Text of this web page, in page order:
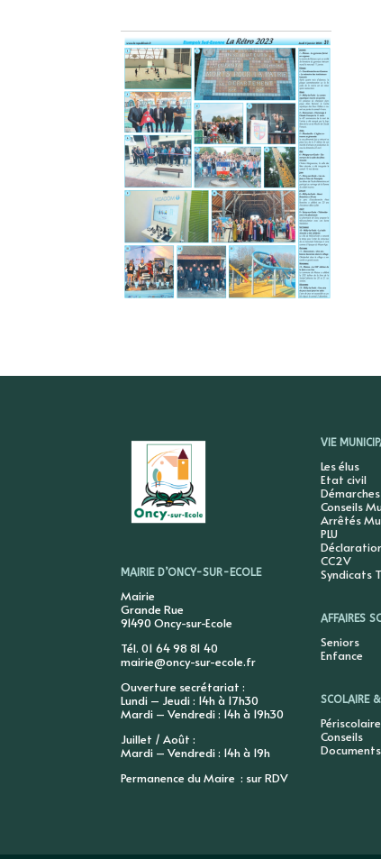
MAIRIE D’ONCY-SUR-ECOLE
Mairie
Grande Rue
91490 Oncy-sur-Ecole
Tél. 01 64 98 81 40
mairie@oncy-sur-ecole.fr
Ouverture secrétariat :
Lundi – Jeudi : 14h à 17h30
Mardi – Vendredi : 14h à 19h30
Juillet / Août :
Mardi – Vendredi : 14h à 19h
Permanence du Maire : sur RDV
VIE
Les élus
Etat civil
Conseils
Arrêtés
PLU
CC2V
Syndicats
AFFAIRES
Seniors
Enfance
SCOLAIRE
Périscolaire
Conseils